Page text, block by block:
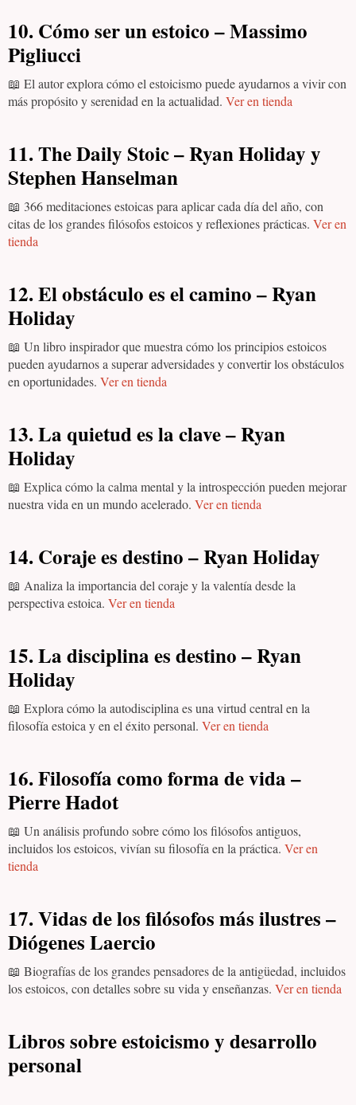
10. Cómo ser un estoico – Massimo
Pigliucci
📖 El autor explora cómo el estoicismo puede ayudarnos a vivir con
más propósito y serenidad en la actualidad. Ver en tienda
11. The Daily Stoic – Ryan Holiday y
Stephen Hanselman
📖 366 meditaciones estoicas para aplicar cada día del año, con
citas de los grandes filósofos estoicos y reflexiones prácticas. Ver en
tienda
12. El obstáculo es el camino – Ryan
Holiday
📖 Un libro inspirador que muestra cómo los principios estoicos
pueden ayudarnos a superar adversidades y convertir los obstáculos
en oportunidades. Ver en tienda
13. La quietud es la clave – Ryan
Holiday
📖 Explica cómo la calma mental y la introspección pueden mejorar
nuestra vida en un mundo acelerado. Ver en tienda
14. Coraje es destino – Ryan Holiday
📖 Analiza la importancia del coraje y la valentía desde la
perspectiva estoica. Ver en tienda
15. La disciplina es destino – Ryan
Holiday
📖 Explora cómo la autodisciplina es una virtud central en la
filosofía estoica y en el éxito personal. Ver en tienda
16. Filosofía como forma de vida –
Pierre Hadot
📖 Un análisis profundo sobre cómo los filósofos antiguos,
incluidos los estoicos, vivían su filosofía en la práctica. Ver en
tienda
17. Vidas de los filósofos más ilustres –
Diógenes Laercio
📖 Biografías de los grandes pensadores de la antigüedad, incluidos
los estoicos, con detalles sobre su vida y enseñanzas. Ver en tienda
Libros sobre estoicismo y desarrollo
personal